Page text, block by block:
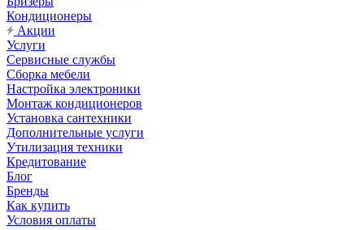
Кондиционеры
Акции
Услуги
Сервисные службы
Сборка мебели
Настройка электроники
Монтаж кондиционеров
Установка сантехники
Дополнительные услуги
Утилизация техники
Кредитование
Блог
Бренды
Как купить
Условия оплаты